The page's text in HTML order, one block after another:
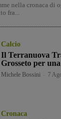
nella cronaca di
fra...
Calcio
Il Terranuova
Grosseto per
Michele Bossini 7
Cronaca